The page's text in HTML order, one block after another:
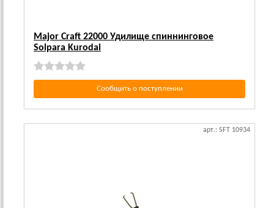
Major Craft 22000 Удилище спиннинговое
Solpara Kurodai
Сообщить о поступлении
арт.: SFT 10934